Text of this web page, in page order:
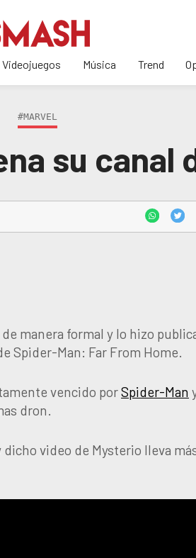
Videojuegos Música Trend
#MARVEL
su canal
manera formal y lo hizo
Spider-Man: Far From Home.
vencido porSpider-Man
dron.
video de Mysterio lleva